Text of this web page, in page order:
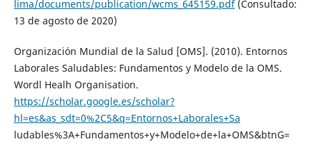
lima/documents/publication/wcms_645159.pdf(Consultado:
13 de agosto de 2020)
Organización Mundial de la Salud [OMS]. (2010). Entornos
Laborales Saludables: Fundamentos y Modelo de la OMS.
Wordl Healh Organisation.
https://scholar.google.es/scholar?
hl=es&as_sdt=0%2C5&q=Entornos+Laborales+Sa
ludables%3A+Fundamentos+y+Modelo+de+la+OMS&btnG=